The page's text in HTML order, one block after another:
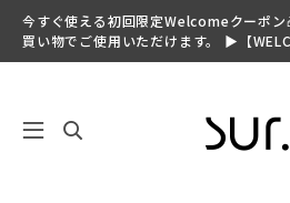
今すぐ使える初回限定Welcomeクーポ
買い物でご使用いただけます。 ▶【